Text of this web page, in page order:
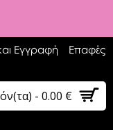
Εγγραφή Επαφές
- 0.00 €